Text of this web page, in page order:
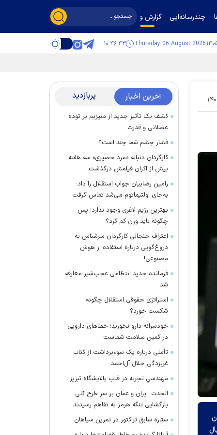
چندرسانه‌ایی گزارش و گفت‌وگو
Thursday 06 August 2026 ۱۰:۴۶:۴۴
۰۷
به دنبال
آخرین اخبار پربازدید
کشف یک تأثیر جدید از منیزیم بر توده
عضلانی و قدرت
فشار چشم شما چند است؟
کارگردان دنباله «مرد حصیری» سه هفته
پیش از اکران فیلمش درگذشت
رامین رضاییان جواب استقلال را داد:
به‌جای اولتیماتوم می‌شد تماس گرفت
بهترین رژیم لاغری وجود ندارد؛ پس
چگونه باید وزن کم کرد؟
اعتراف جنجالی کارگردان سرشناس به
دروغ‌گویی درباره استفاده از هوش
مصنوعی!
فرمانده جدید انتظامی عجب‌شیر معارفه
شد
استراتژی حقوقی استقلال چگونه
شکست خورد؟
خودسرانه دارو نخورید؛ خطا‌های دارویی
در کمین سلامت شماست
تأملی درباره یک سوءبرداشت از کتاب
غربزدگی جلال آل‌احمد
مهندسیِ تجربه در قلب پالایشگاه تبریز
الحدث: ایران و عمان بر سر طرح کلی
بازگشایی تنگه هرمز به تفاهم رسیدند
ستاره سابق تراکتور در تمرین سپاهان